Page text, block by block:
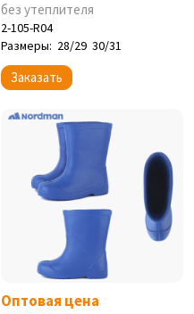
без утеплителя
2-105-R04
Размеры: 28/29 30/31
Заказать
Оптовая цена